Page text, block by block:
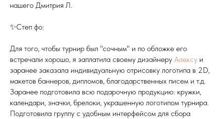
нашего Дмитрия Л.
✨Степ фо:
Для того, чтобы турнир был "сочным" и по обложке его
встречали хорошо, я заплатила своему дизайнеру Алексу и
заранее заказала индивидуальную отрисовку логотипа в 2D,
макетов баннеров, дипломов, благодарственных писем и т.д.
Заранее подготовила всю подарочную продукцию: кружки,
календари, значки, брелоки, украшенную логотипом турнира.
Подготовила группу с удобным интерфейсом для сбора